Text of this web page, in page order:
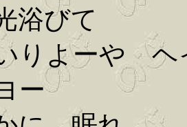
びて
よーや ヘ
ー